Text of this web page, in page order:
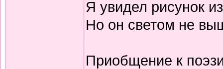
Я увидел рисунок
Но он светом не
Приобщение к